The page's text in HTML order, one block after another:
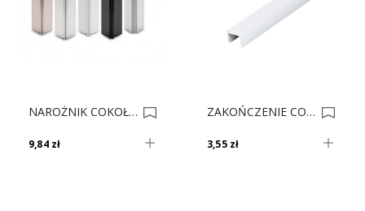
NAROŻNIK COKOŁU V MULTICORNER 150 SZLIF 0006821
9,84 zł
ZAKOŃCZENIE COKOŁU V 150 BIAŁE 0010185
3,55 zł